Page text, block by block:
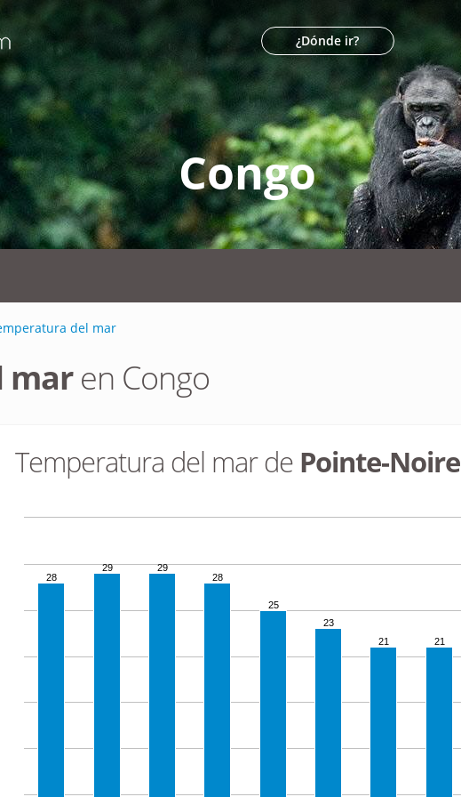
¿Dónde ir?
Congo
del mar
maren Congo
Temperatura del mar de Pointe-Noire
28
29
29
28
25
23
21
21